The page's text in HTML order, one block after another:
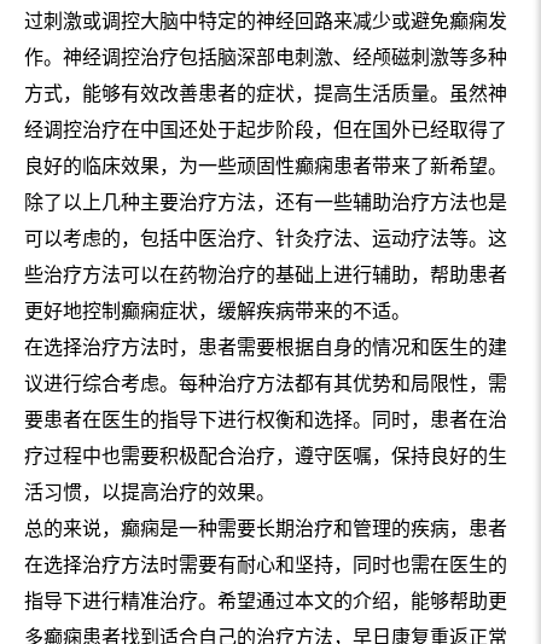
过刺激或调控大脑中特定的神经回路来减少或避免癫痫发
作。神经调控治疗包括脑深部电刺激、经颅磁刺激等多种
方式，能够有效改善患者的症状，提高生活质量。虽然神
经调控治疗在中国还处于起步阶段，但在国外已经取得了
良好的临床效果，为一些顽固性癫痫患者带来了新希望。
除了以上几种主要治疗方法，还有一些辅助治疗方法也是
可以考虑的，包括中医治疗、针灸疗法、运动疗法等。这
些治疗方法可以在药物治疗的基础上进行辅助，帮助患者
更好地控制癫痫症状，缓解疾病带来的不适。
在选择治疗方法时，患者需要根据自身的情况和医生的建
议进行综合考虑。每种治疗方法都有其优势和局限性，需
要患者在医生的指导下进行权衡和选择。同时，患者在治
疗过程中也需要积极配合治疗，遵守医嘱，保持良好的生
活习惯，以提高治疗的效果。
总的来说，癫痫是一种需要长期治疗和管理的疾病，患者
在选择治疗方法时需要有耐心和坚持，同时也需在医生的
指导下进行精准治疗。希望通过本文的介绍，能够帮助更
多癫痫患者找到适合自己的治疗方法，早日康复重返正常